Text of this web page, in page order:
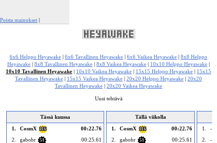
Poista mainokset |
6x6 Helppo Heyawake | 6x6 Tavallinen Heyawake | 6x6 Vaikea Heyawake | 8x8 Helppo
Heyawake | 8x8 Tavallinen Heyawake | 8x8 Vaikea Heyawake | 10x10 Helppo Heyawake |
10x10 Tavallinen Heyawake | 10x10 Vaikea Heyawake | 15x15 Helppo Heyawake | 15x15
Tavallinen Heyawake | 15x15 Vaikea Heyawake | 20x20 Helppo Heyawake | 20x20
Tavallinen Heyawake | 20x20 Vaikea Heyawake
Uusi tehtävä
Tässä kuussa
1.
CosmX 116
00:22.76
2.
gabobr 51
00:25.61
Tällä viikolla
1.
CosmX 116
00:22.76
2.
gabobr 51
00:25.61
1.
---
2.
---